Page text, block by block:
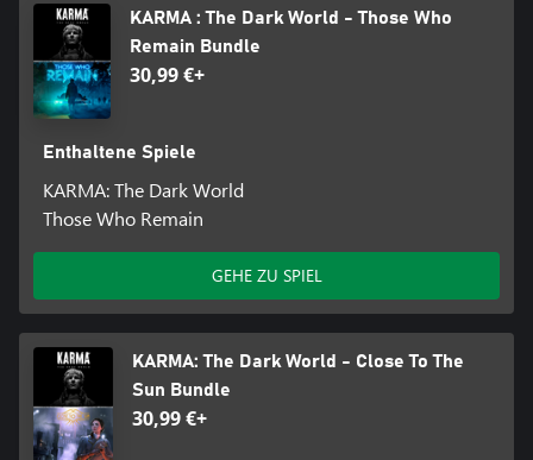
KARMA : The Dark World - Those Who
Remain Bundle
30,99 €+
Enthaltene Spiele
KARMA: The Dark World
Those Who Remain
GEHE ZU SPIEL
KARMA: The Dark World - Close To The
Sun Bundle
30,99 €+